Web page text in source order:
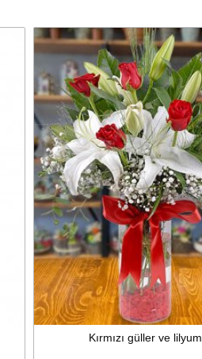
Kırmızı güller ve lilyum